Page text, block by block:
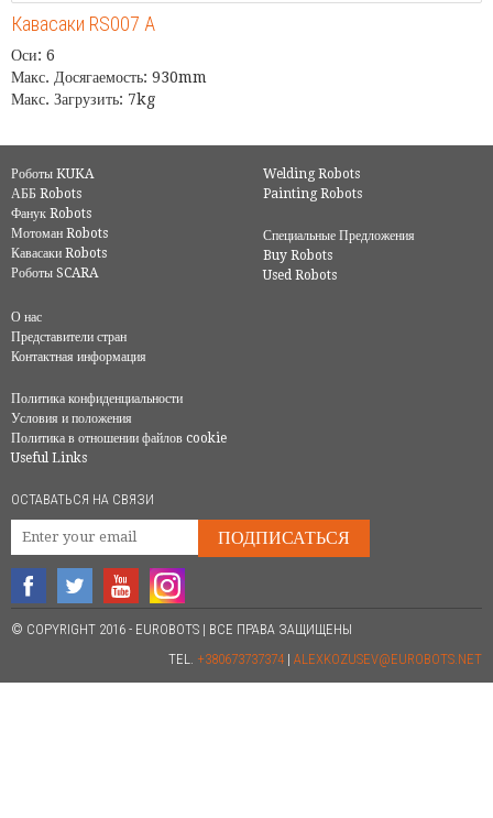
Кавасаки RS007 А
Оси: 6
Макс. Досягаемость: 930mm
Макс. Загрузить: 7kg
Роботы KUKA
АББ Robots
Фанук Robots
Мотоман Robots
Кавасаки Robots
Роботы SCARA
Welding Robots
Painting Robots
Специальные Предложения
Buy Robots
Used Robots
О нас
Представители стран
Контактная информация
Политика конфиденциальности
Условия и положения
Политика в отношении файлов cookie
Useful Links
ОСТАВАТЬСЯ НА СВЯЗИ
ПОДПИСАТЬСЯ
© COPYRIGHT 2016 - EUROBOTS | ВСЕ ПРАВА ЗАЩИЩЕНЫ
TEL. +380673737374 | ALEXKOZUSEV@EUROBOTS.NET